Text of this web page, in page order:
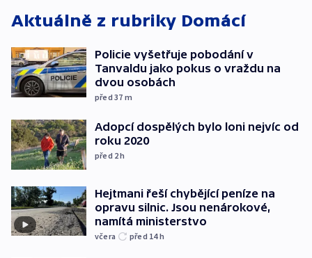
Aktuálně z rubriky Domácí
Policie vyšetřuje pobodání v
Tanvaldu jako pokus o vraždu na
dvou osobách
před 37 m
Adopcí dospělých bylo loni nejvíc od
roku 2020
před 2h
Hejtmani řeší chybějící peníze na
opravu silnic. Jsou nenárokové,
namítá ministerstvo
včera před 14h